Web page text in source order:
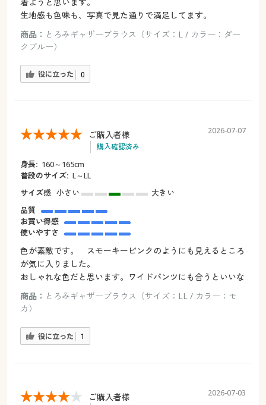
生地感も色味も、写真で見た通りで満足してます。
商品： とろみギャザーブラウス（サイズ：L / カラー：ダー
クブルー）
役に立った 0
ご購入者様
購入確認済み
2026-07-07
身長: 160～165cm
普段のサイズ: L～LL
サイズ感 小さい
大きい
品質
お買い得感
使いやすさ
色が素敵です。 スモーキーピンクのようにも見えるところ
が気に入りました。
おしゃれな色だと思います。ワイドパンツにも合うといいな
商品： とろみギャザーブラウス（サイズ：LL / カラー：モ
カ）
役に立った 1
ご購入者様 2026-07-03